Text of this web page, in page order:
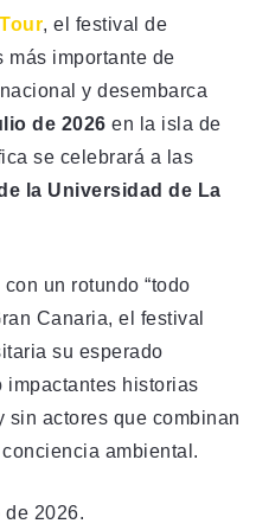
, el festival de
más importante de
y desembarca
de 2026 en la isla de
se celebrará a las
la Universidad de La
un rotundo “todo
Canaria, el festival
su esperado
impactantes historias
sin actores que combinan
ambiental.
de 2026.